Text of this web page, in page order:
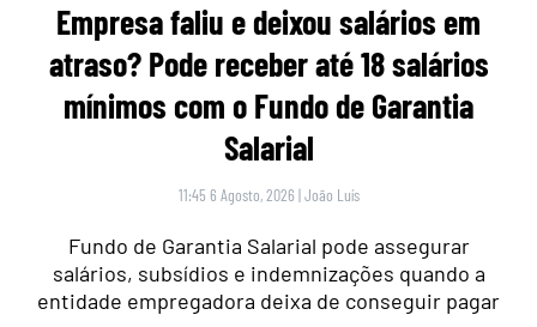
Empresa faliu e deixou salários em
atraso? Pode receber até 18 salários
mínimos com o Fundo de Garantia
Salarial
11:45 6 Agosto, 2026 |João Luís
Fundo de Garantia Salarial pode assegurar
salários, subsídios e indemnizações quando a
entidade empregadora deixa de conseguir pagar